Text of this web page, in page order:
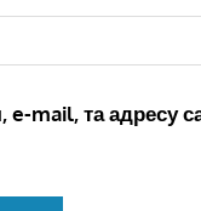
e-mail, та адресу